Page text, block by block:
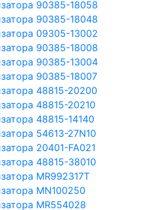
90385-18058
90385-18048
09305-13002
90385-18008
90385-13004
90385-18007
48815-20200
48815-20210
48815-14140
54613-27N10
20401-FA021
48815-38010
MR992317T
MN100250
MR554028